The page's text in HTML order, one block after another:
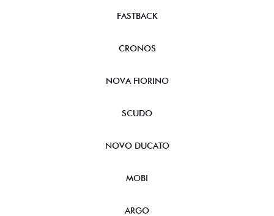
FASTBACK
CRONOS
NOVA FIORINO
SCUDO
NOVO DUCATO
MOBI
ARGO